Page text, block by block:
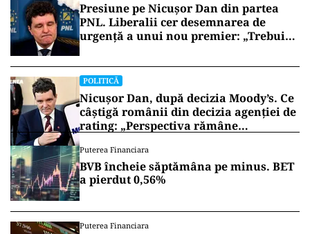
Presiune pe Nicușor Dan din partea
PNL. Liberalii cer desemnarea de
urgență a unui nou premier: „Trebuie
POLITICĂ
Nicușor Dan, după decizia Moody’s. Ce
câștigă românii din decizia agenției de
rating: „Perspectiva rămâne
Puterea Financiara
BVB încheie săptămâna pe minus. BET
a pierdut 0,56%
Puterea Financiara